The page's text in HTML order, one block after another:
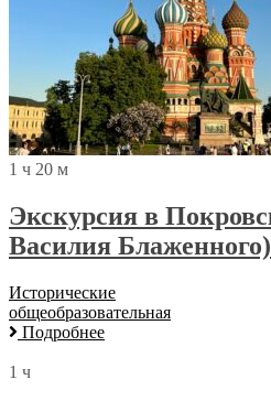
1 ч 20 м
Экскурсия в
Василия Блаженного)
Исторические
общеобразовательная
Подробнее
1 ч